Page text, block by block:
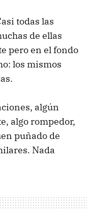
todas las
de ellas
pero en el fondo
los mismos
algún
algo rompedor,
puñado de
Nada